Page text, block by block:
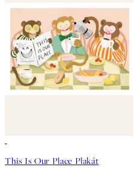
This Is Our Place Plakát